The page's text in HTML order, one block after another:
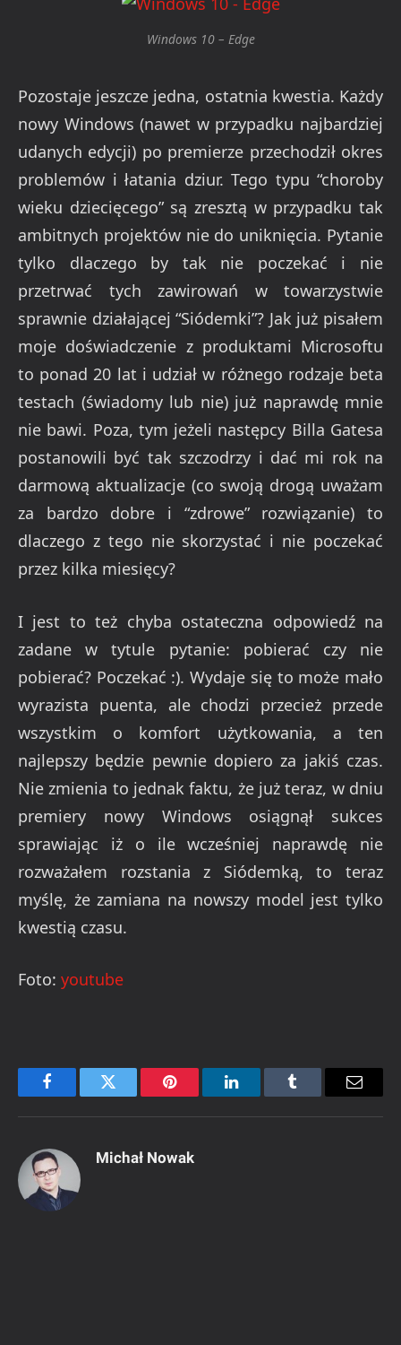
Windows 10 – Edge
Pozostaje jeszcze jedna, ostatnia kwestia. Każdy
nowy Windows (nawet w przypadku najbardziej
udanych edycji) po premierze przechodził okres
problemów i łatania dziur. Tego typu “choroby
wieku dziecięcego” są zresztą w przypadku tak
ambitnych projektów nie do uniknięcia. Pytanie
tylko dlaczego by tak nie poczekać i nie
przetrwać tych zawirowań w towarzystwie
sprawnie działającej “Siódemki”? Jak już pisałem
moje doświadczenie z produktami Microsoftu
to ponad 20 lat i udział w różnego rodzaje beta
testach (świadomy lub nie) już naprawdę mnie
nie bawi. Poza, tym jeżeli następcy Billa Gatesa
postanowili być tak szczodrzy i dać mi rok na
darmową aktualizacje (co swoją drogą uważam
za bardzo dobre i “zdrowe” rozwiązanie) to
dlaczego z tego nie skorzystać i nie poczekać
przez kilka miesięcy?
I jest to też chyba ostateczna odpowiedź na
zadane w tytule pytanie: pobierać czy nie
pobierać? Poczekać :). Wydaje się to może mało
wyrazista puenta, ale chodzi przecież przede
wszystkim o komfort użytkowania, a ten
najlepszy będzie pewnie dopiero za jakiś czas.
Nie zmienia to jednak faktu, że już teraz, w dniu
premiery nowy Windows osiągnął sukces
sprawiając iż o ile wcześniej naprawdę nie
rozważałem rozstania z Siódemką, to teraz
myślę, że zamiana na nowszy model jest tylko
kwestią czasu.
Foto: youtube
FacebookTwitter Pinterest LinkedInTumblr Email
Michał Nowak